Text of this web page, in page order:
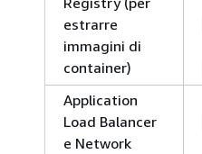
estrarre
immagini di
container)
Application
Load Balancer
e Network